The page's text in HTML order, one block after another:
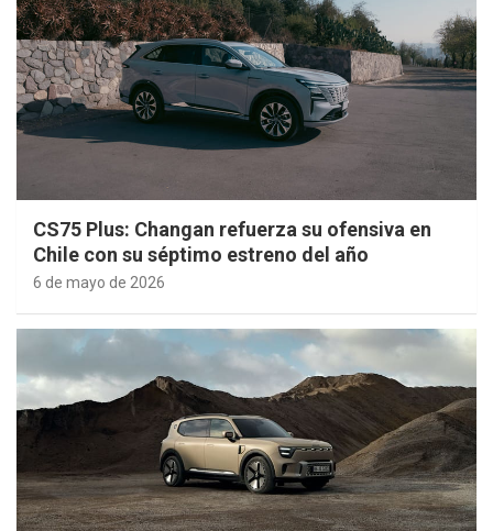
CS75 Plus: Changan refuerza su ofensiva en
Chile con su séptimo estreno del año
6 de mayo de 2026